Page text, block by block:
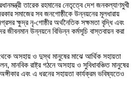
তারেক রহমানের নেতৃত্বে দেশ জনকল্যাণমুখী
সমাজের সব জনগোষ্ঠীকে উন্নয়নের মূলধারায়
ক্ষুদ্র নৃ-গোষ্ঠীর অর্থনৈতিক সক্ষমতা বৃদ্ধি এবং
জীবনমান উন্নয়নে বিভিন্ন কর্মসূচি বাস্তবায়ন করা
অসহায় ও দুস্থ মানুষের মাঝে আর্থিক সহায়তা
মানবিক রাষ্ট্র গঠনে অসহায় ও সুবিধাবঞ্চিত মানুষের
এবং এ ধরনের সহায়তা কার্যক্রম ভবিষ্যতেও